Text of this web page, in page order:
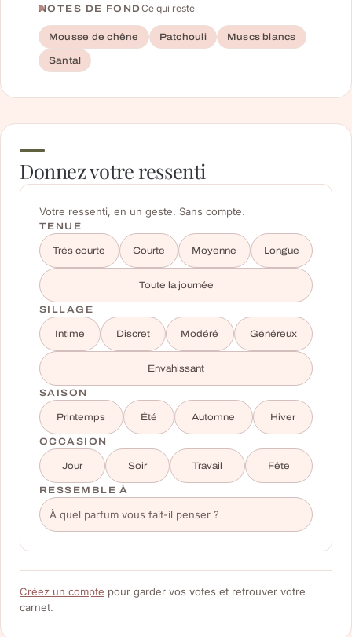
NOTES DE FONDCe qui reste
Mousse de chêne Patchouli Muscs blancs
Santal
Donnez votre ressenti
Votre ressenti, en un geste. Sans compte.
TENUE
Très courte Courte Moyenne Longue
Toute la journée
SILLAGE
Intime Discret Modéré Généreux
Envahissant
SAISON
Printemps Été Automne Hiver
OCCASION
Jour Soir Travail Fête
RESSEMBLE À
Créez un compte pour garder vos votes et retrouver votre
carnet.